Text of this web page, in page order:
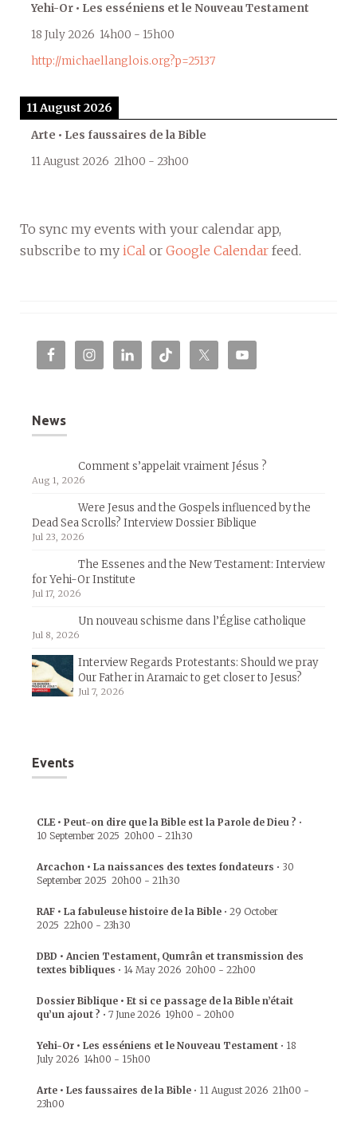
Yehi-Or • Les esséniens et le Nouveau Testament
18 July 2026 14h00 - 15h00
http://michaellanglois.org?p=25137
11 August 2026
Arte • Les faussaires de la Bible
11 August 2026 21h00 - 23h00
To sync my events with your calendar app,
subscribe to my iCal or Google Calendar feed.
News
Comment s’appelait vraiment Jésus ?
Aug 1, 2026
Were Jesus and the Gospels influenced by the
Dead Sea Scrolls? Interview Dossier Biblique
Jul 23, 2026
The Essenes and the New Testament: Interview
for Yehi-Or Institute
Jul 17, 2026
Un nouveau schisme dans l’Église catholique
Jul 8, 2026
Interview Regards Protestants: Should we pray
Our Father in Aramaic to get closer to Jesus?
Jul 7, 2026
Events
CLE • Peut-on dire que la Bible est la Parole de Dieu ? •
10 September 2025 20h00 - 21h30
Arcachon • La naissances des textes fondateurs • 30
September 2025 20h00 - 21h30
RAF • La fabuleuse histoire de la Bible • 29 October
2025 22h00 - 23h30
DBD • Ancien Testament, Qumrân et transmission des
textes bibliques • 14 May 2026 20h00 - 22h00
Dossier Biblique • Et si ce passage de la Bible n’était
qu’un ajout ? • 7 June 2026 19h00 - 20h00
Yehi-Or • Les esséniens et le Nouveau Testament • 18
July 2026 14h00 - 15h00
Arte • Les faussaires de la Bible • 11 August 2026 21h00 -
23h00